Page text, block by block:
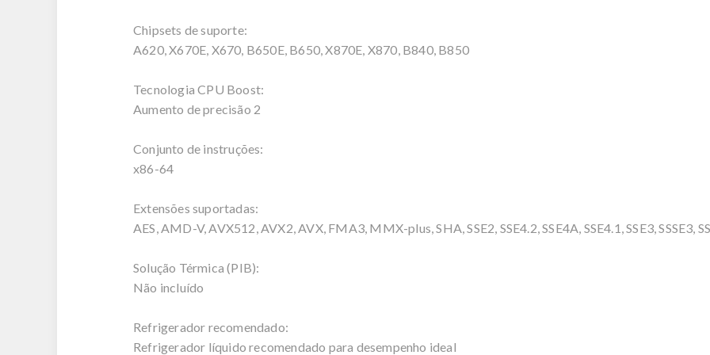
Chipsets de suporte:
A620, X670E, X670, B650E, B650, X870E, X870, B840, B850
Tecnologia CPU Boost:
Aumento de precisão 2
Conjunto de instruções:
x86-64
Extensões suportadas:
AES, AMD-V, AVX512, AVX2, AVX, FMA3, MMX-plus, SHA, SSE2, SSE4.2, SSE4A, SSE4.1, SSE3, SSSE3,
Solução Térmica (PIB):
Não incluído
Refrigerador recomendado:
Refrigerador líquido recomendado para desempenho ideal